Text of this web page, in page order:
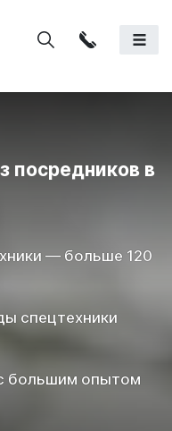
посредников в
— больше 120
спецтехники
большим опытом